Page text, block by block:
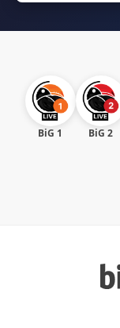
BiG 1 BiG 2